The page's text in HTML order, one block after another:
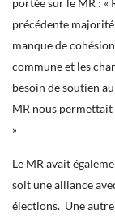
portée sur le MR : «
précédente
manque de
commune et les
besoin de soutien
MR nous permettait
»
Le MR avait
soit une alliance
élections. Une